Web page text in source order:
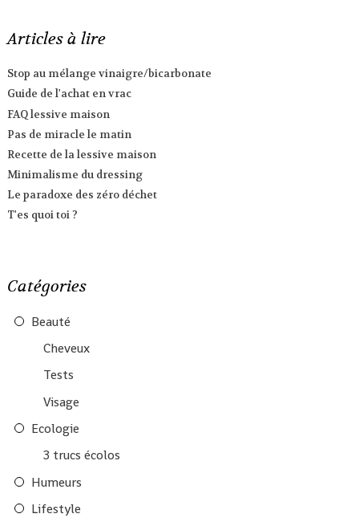
Articles à lire
Stop au mélange vinaigre/bicarbonate
Guide de l'achat en vrac
FAQ lessive maison
Pas de miracle le matin
Recette de la lessive maison
Minimalisme du dressing
Le paradoxe des zéro déchet
T'es quoi toi ?
Catégories
Beauté
Cheveux
Tests
Visage
Ecologie
3 trucs écolos
Humeurs
Lifestyle